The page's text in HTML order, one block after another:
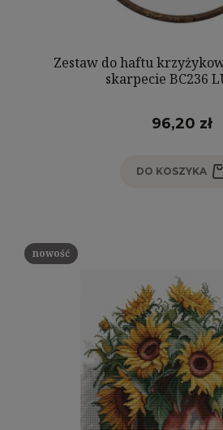
Zestaw do haftu
skarpecie BC236
96,20 zł
DO KOSZYKA
nowość